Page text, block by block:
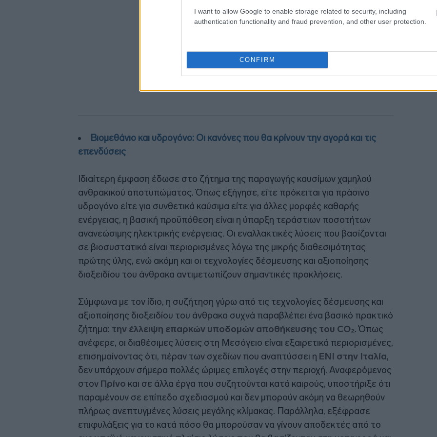
I want to allow Google to enable storage related to security, including
authentication functionality and fraud prevention, and other user protection.
CONFIRM
Βιομεθάνιο και υδρογόνο: Οι κανόνες που θα κρίνουν την αγορά και τις
επενδύσεις
Ιδιαίτερη έμφαση έδωσε στο ζήτημα της παραγωγής καυσίμων χαμηλού
ανθρακικού αποτυπώματος. Όπως εξήγησε, είτε πρόκειται για πράσινο
υδρογόνο είτε για συνθετικά καύσιμα είτε για άλλες μορφές καθαρής
ενέργειας, η βασική προϋπόθεση είναι η ύπαρξη τεράστιων ποσοτήτων
ανανεώσιμης ηλεκτρικής ενέργειας. Οι εναλλακτικές λύσεις που βασίζονται
σε βιοσυστατικά είναι περιορισμένες λόγω της μικρής διαθεσιμότητας
πρώτης ύλης, ενώ ακόμη και οι τεχνολογίες δέσμευσης και αξιοποίησης
διοξειδίου του άνθρακα αντιμετωπίζουν σημαντικές προκλήσεις.
Σύμφωνα με τον ίδιο, η συζήτηση γύρω από τις τεχνολογίες δέσμευσης και
αξιοποίησης διοξειδίου του άνθρακα συχνά παραβλέπει ένα βασικό πρακτικό
ζήτημα: την έλλειψη επαρκών υποδομών αποθήκευσης του CO₂. Όπως
ανέφερε, οι διαθέσιμες λύσεις στη Μεσόγειο είναι εξαιρετικά περιορισμένες,
επισημαίνοντας ότι, πέραν των σχεδίων που αναπτύσσει η ENI στην Ιταλία,
δεν υπάρχουν σήμερα πολλές ώριμες επιλογές στην περιοχή. Αναφερόμενος
στον Πρίνο και σε άλλα έργα που συζητούνται κατά καιρούς, υποστήριξε ότι
παραμένουν σε επίπεδο σχεδιασμού και δεν μπορούν ακόμη να θεωρηθούν
πλήρως ανεπτυγμένες λύσεις μεγάλης κλίμακας. Παράλληλα, εξέφρασε
επιφυλάξεις για το κατά πόσο θα μπορούσαν να γίνουν αποδεκτές από το
15:28